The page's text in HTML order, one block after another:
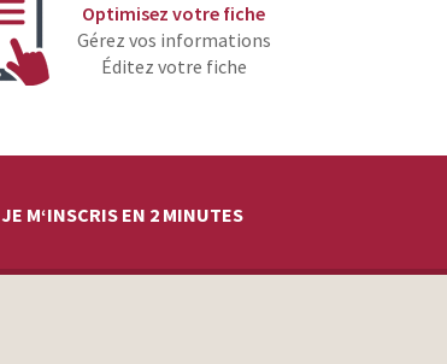
Optimisez votre fiche
Gérez vos informations
Éditez votre fiche
JE M‘INSCRIS EN 2 MINUTES